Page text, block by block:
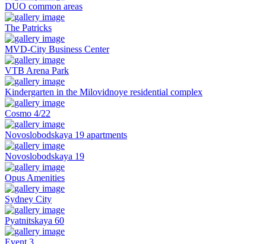
DUO common areas
The Patricks
MVD-City Business Center
VTB Arena Park
Kindergarten in the Milovidnoye residential complex
Cosmo 4/22
Novoslobodskaya 19 apartments
Novoslobodskaya 19
Opus Amenities
Sydney City
Pyatnitskaya 60
Event 3